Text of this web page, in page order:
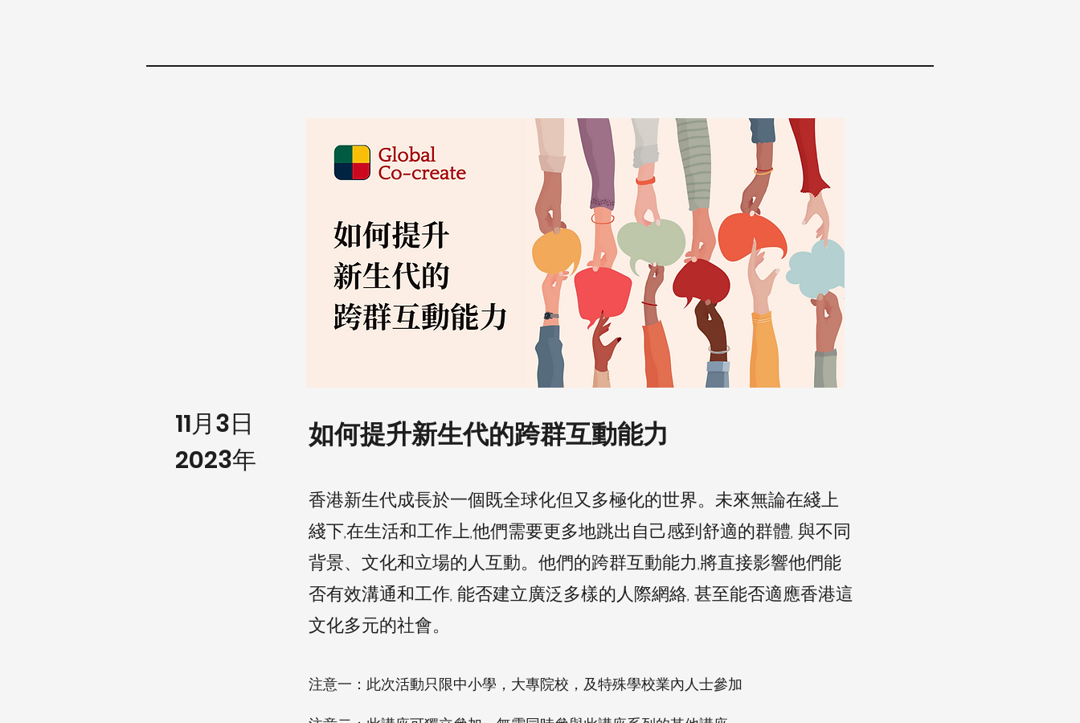
11月3日
2023年
如何提升新生代的跨群互動能力
香港新生代成長於一個既全球化但又多極化的世界。未來無論在綫上
綫下,在生活和工作上,他們需要更多地跳出自己感到舒適的群體, 與不同
背景、文化和立場的人互動。他們的跨群互動能力,將直接影響他們能
否有效溝通和工作, 能否建立廣泛多樣的人際網絡, 甚至能否適應香港這
文化多元的社會。
注意一：此次活動只限中小學，大專院校，及特殊學校業內人士參加